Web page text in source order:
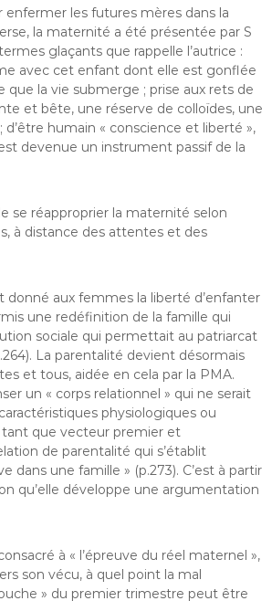
enfermer les futures mères dans la
la maternité a été présentée par S
glaçants que rappelle l’autrice :
avec cet enfant dont elle est gonflée
que la vie submerge ; prise aux rets de
et bête, une réserve de colloïdes, une
humain « conscience et liberté »,
devenue un instrument passif de la
se réapproprier la maternité selon
à distance des attentes et des
donné aux femmes la liberté d’enfanter
une redéfinition de la famille qui
sociale qui permettait au patriarcat
La parentalité devient désormais
et tous, aidée en cela par la PMA.
un « corps relationnel » qui ne serait
physiologiques ou
que vecteur premier et
de parentalité qui s’établit
dans une famille » (p.273). C’est à partir
qu’elle développe une argumentation
à « l’épreuve du réel maternel »,
son vécu, à quel point la mal
» du premier trimestre peut être